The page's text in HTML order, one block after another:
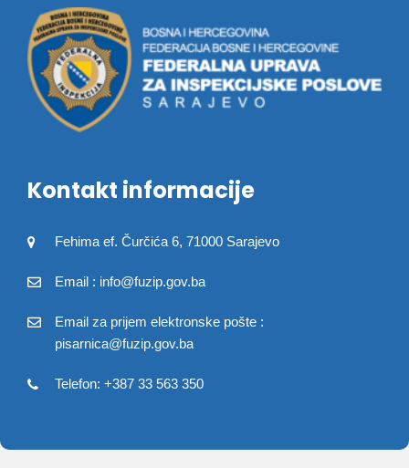
Kontakt informacije
Fehima ef. Čurčića 6, 71000 Sarajevo
Email : info@fuzip.gov.ba
Email za prijem elektronske pošte :
pisarnica@fuzip.gov.ba
Telefon: +387 33 563 350